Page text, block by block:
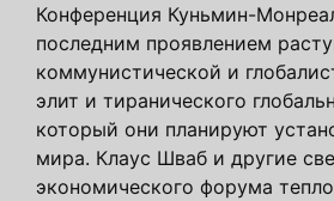
Конференция Куньмин-
последним проявлением
коммунистической и
элит и тиранического
который они планируют
мира. Клаус Шваб и другие
экономического форума